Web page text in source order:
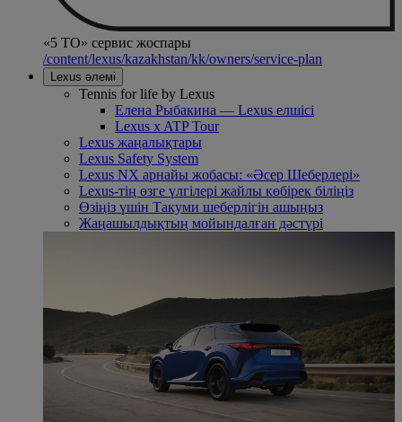
«5 ТО» сервис жоспары
/content/lexus/kazakhstan/kk/owners/service-plan
Lexus әлемі
Tennis for life by Lexus
Елена Рыбакина — Lexus елшісі
Lexus x ATP Tour
Lexus жаңалықтары
Lexus Safety System
Lexus NX арнайы жобасы: «Әсер Шеберлері»
Lexus-тің өзге үлгілері жайлы көбірек біліңіз
Өзіңіз үшін Такуми шеберлігін ашыңыз
Жаңашылдықтың мойындалған дәстүрі